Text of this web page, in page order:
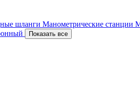
шланги Манометрические станции
Показать все